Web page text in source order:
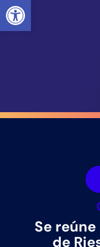
Se
de